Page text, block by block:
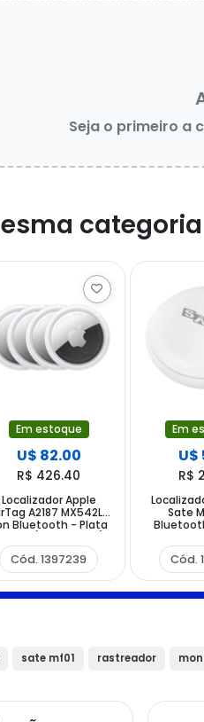
Seja o primeiro a
categoria
Em estoque
U$ 82.00
R$ 426.40
Localizador Apple
A2187 MX542LL
Bluetooth - Plata
Cód. 1397239
Em
U$
R$
Sate
Cód.
sate mf01 rastreador